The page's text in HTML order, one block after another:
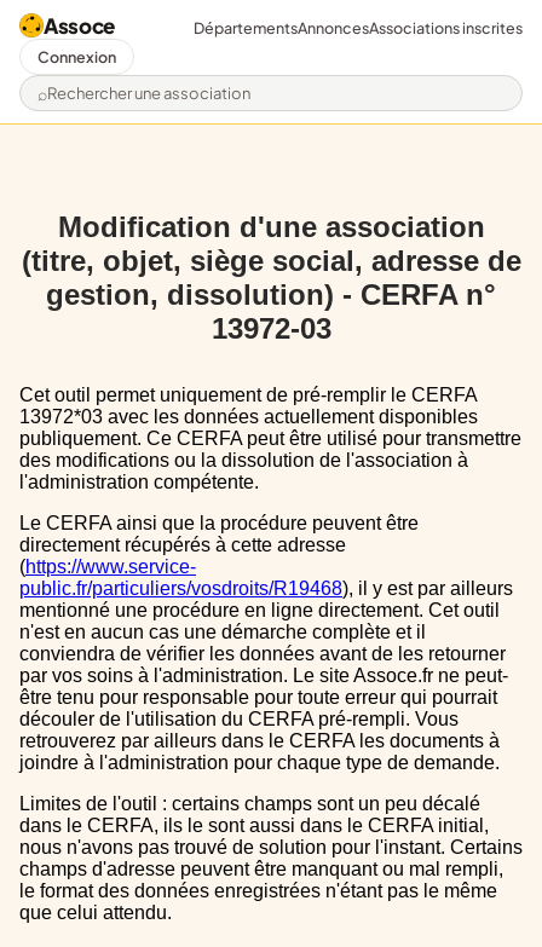
Assoce
Rechercher une association
DépartementsAnnoncesAssociations inscrites
Connexion
Modification d'une association
(titre, objet, siège social, adresse de
gestion, dissolution) - CERFA n°
13972-03
Cet outil permet uniquement de pré-remplir le CERFA
13972*03 avec les données actuellement disponibles
publiquement. Ce CERFA peut être utilisé pour transmettre
des modifications ou la dissolution de l'association à
l'administration compétente.
Le CERFA ainsi que la procédure peuvent être
directement récupérés à cette adresse
(https://www.service-
public.fr/particuliers/vosdroits/R19468), il y est par ailleurs
mentionné une procédure en ligne directement. Cet outil
n'est en aucun cas une démarche complète et il
conviendra de vérifier les données avant de les retourner
par vos soins à l'administration. Le site Assoce.fr ne peut-
être tenu pour responsable pour toute erreur qui pourrait
découler de l'utilisation du CERFA pré-rempli. Vous
retrouverez par ailleurs dans le CERFA les documents à
joindre à l'administration pour chaque type de demande.
Limites de l'outil : certains champs sont un peu décalé
dans le CERFA, ils le sont aussi dans le CERFA initial,
nous n'avons pas trouvé de solution pour l'instant. Certains
champs d'adresse peuvent être manquant ou mal rempli,
le format des données enregistrées n'étant pas le même
que celui attendu.